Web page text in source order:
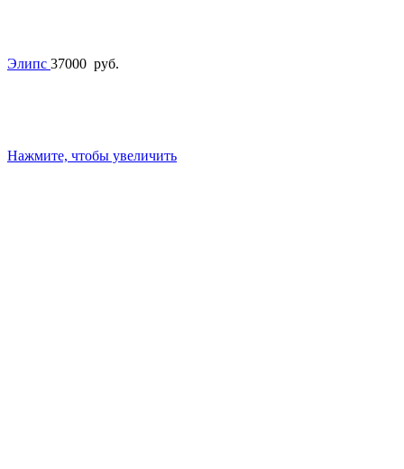
Элипс 37000 руб.
Нажмите, чтобы увеличить